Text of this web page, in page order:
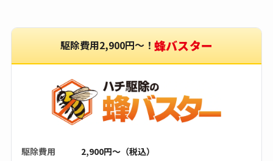
駆除費用2,900円〜！ 蜂バスター
駆除費用
2,900円〜（税込）